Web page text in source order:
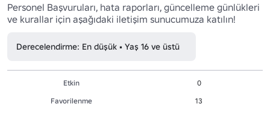
Personel Başvuruları, hata raporları, güncelleme günlükleri
ve kurallar için aşağıdaki iletişim sunucumuza katılın!
Derecelendirme: En düşük • Yaş 16 ve üstü
Etkin
0
Favorilenme
13